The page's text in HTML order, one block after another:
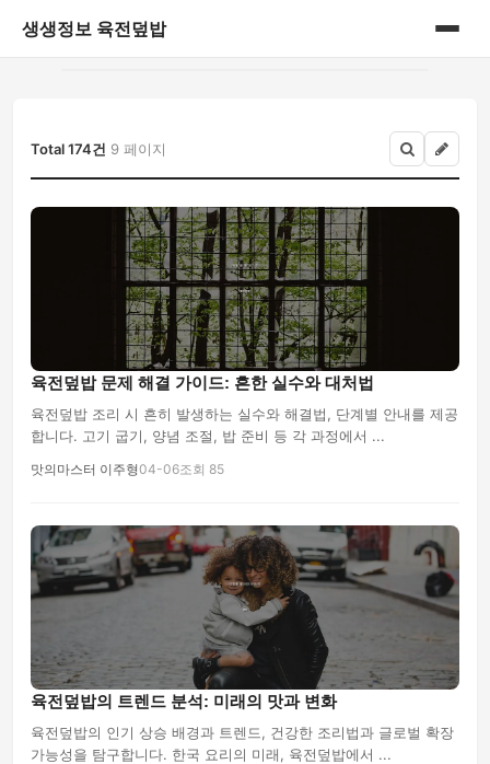
생생정보 육전덮밥
게시판
Total 174건 9 페이지
육전덮밥 문제 해결 가이드: 흔한 실수와 대처법
육전덮밥 조리 시 흔히 발생하는 실수와 해결법, 단계별 안내를 제공
합니다. 고기 굽기, 양념 조절, 밥 준비 등 각 과정에서 ...
맛의마스터 이주형04-06조회 85
육전덮밥의 트렌드 분석: 미래의 맛과 변화
육전덮밥의 인기 상승 배경과 트렌드, 건강한 조리법과 글로벌 확장
가능성을 탐구합니다. 한국 요리의 미래, 육전덮밥에서 ...